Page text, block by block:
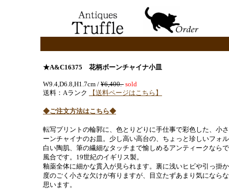
★A&C16375 花柄ボーンチャイナ小皿
W9.4,D6.8,H1.7cm / ¥6,400.- sold
送料：Aランク
【送料ページはこちら】
◆ご注文方法はこちら◆
転写プリントの輪郭に、色とりどりに手仕事で彩色した、小
ーンチャイナのお皿。少し高い高台の、ちょっと珍しいフォ
白い陶肌、筆の繊細なタッチまで愉しめるアンティークなら
風合です。19世紀のイギリス製。
釉薬全体に細かな貫入が見られます。裏に浅いヒビや引っ掛
度のごく小さな欠けが有りますが、目立たずあまり気になら
思います。